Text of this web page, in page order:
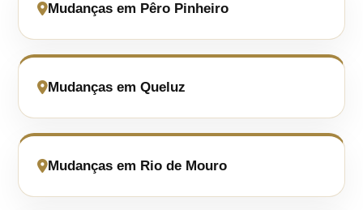
Mudanças em Pêro Pinheiro
Mudanças em Queluz
Mudanças em Rio de Mouro